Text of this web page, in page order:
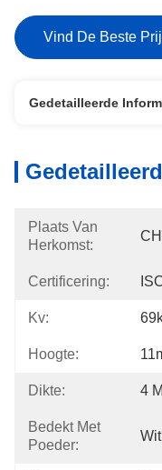
Vind De Beste
Gedetailleerde
Plaats Van
Herkomst:
Certificering:
Kv:
Hoogte:
Dikte: 4
Bedekt Met
Poeder: